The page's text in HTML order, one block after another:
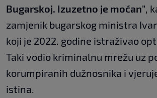
Bugarskoj. Izuzetno je moćan" ,
zamjenik bugarskog ministra
koji je 2022. godine istraživao
Taki vodio kriminalnu mrežu uz
korumpiranih dužnosnika i
istina.